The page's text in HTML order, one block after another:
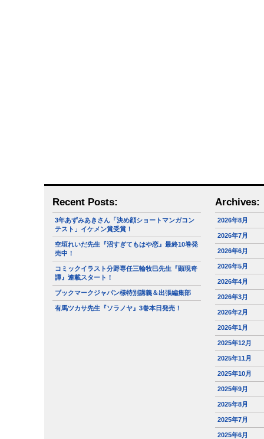
Recent Posts:
3年あずみあきさん「決め顔ショートマンガコン
テスト」イケメン賞受賞！
空垣れいだ先生『沼すぎてもはや恋』最終10巻発
売中！
コミックイラスト分野専任三輪牧巳先生『顕現奇
譚』連載スタート！
ブックマークジャパン様特別講義＆出張編集部
有馬ツカサ先生『ソラノヤ』3巻本日発売！
Archives:
2026年8月
2026年7月
2026年6月
2026年5月
2026年4月
2026年3月
2026年2月
2026年1月
2025年12月
2025年11月
2025年10月
2025年9月
2025年8月
2025年7月
2025年6月